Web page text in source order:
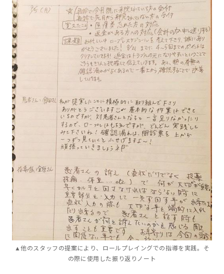
▲他のスタッフの提案により、ロールプレイングでの指導を実践。そ
の際に使用した振り返りノート